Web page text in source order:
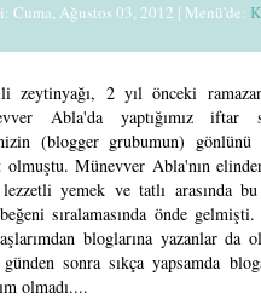
Cuma, Ağustos 03, 2012 | Menü'de:
zeytinyağı, 2 yıl önceki
Abla'da yaptığımız iftar
(blogger grubumun) gönlünü
olmuştu. Münevver Abla'nın
yemek ve tatlı arasında bu
sıralamasında önde
bloglarına yazanlar da
sonra sıkça yapsamda
olmadı....